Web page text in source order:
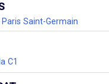
Saint-Germain
C1